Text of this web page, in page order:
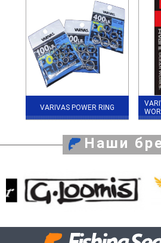
VARIVAS POWER RING
Наши